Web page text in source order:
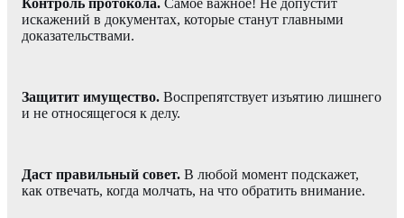
Контроль протокола. Самое важное! Не допустит
искажений в документах, которые станут главными
доказательствами.
Защитит имущество. Воспрепятствует изъятию лишнего
и не относящегося к делу.
Даст правильный совет. В любой момент подскажет,
как отвечать, когда молчать, на что обратить внимание.